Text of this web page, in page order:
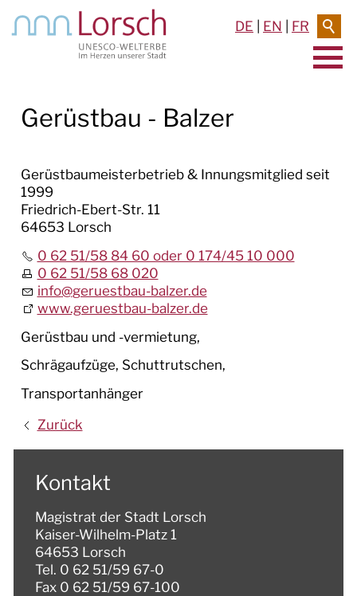
DE EN FR
BAUEN & UMWELT
LEBEN IN LORSCH
KULTUR
TOURISMUS
Gerüstbau - Balzer
Gerüstbaumeisterbetrieb & Innungsmitglied seit
1999
Friedrich-Ebert-Str. 11
64653 Lorsch
0 62 51/58 84 60 oder 0 174/45 10 000
0 62 51/58 68 020
info@geruestbau-balzer.de
www.geruestbau-balzer.de
Gerüstbau und -vermietung,
Schrägaufzüge, Schuttrutschen,
Transportanhänger
Zurück
Kontakt
Magistrat der Stadt Lorsch
Kaiser-Wilhelm-Platz 1
64653 Lorsch
Tel. 0 62 51/59 67-0
Fax 0 62 51/59 67-100